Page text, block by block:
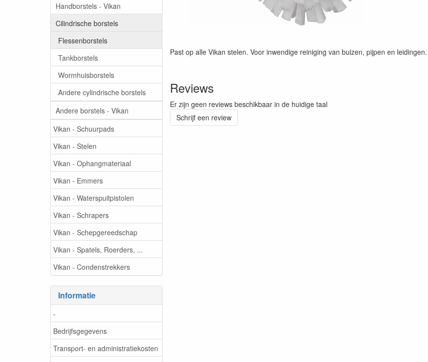
Handborstels - Vikan
Cilindrische borstels
Flessenborstels
Tankborstels
Wormhuisborstels
Andere cylindrische borstels
Andere borstels - Vikan
Vikan - Schuurpads
Vikan - Stelen
Vikan - Ophangmateriaal
Vikan - Emmers
Vikan - Waterspuitpistolen
Vikan - Schrapers
Vikan - Schepgereedschap
Vikan - Spatels, Roerders, ...
Vikan - Condenstrekkers
Informatie
-
Bedrijfsgegevens
Transport- en administratiekosten
Past op alle Vikan stelen. Voor inwendige reiniging van buizen, pijpen en
Reviews
Er zijn geen reviews beschikbaar in de huidige taal
Schrijf een review